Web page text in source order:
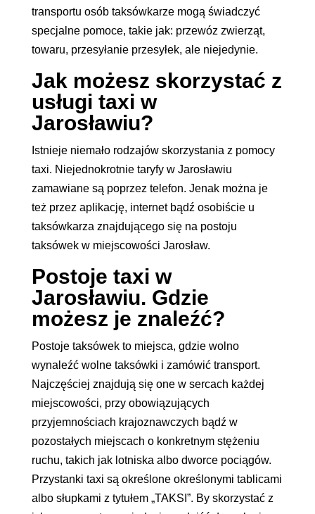
transportu osób taksówkarze mogą świadczyć
specjalne pomoce, takie jak: przewóz zwierząt,
towaru, przesyłanie przesyłek, ale niejedynie.
Jak możesz skorzystać z
usługi taxi w
Jarosławiu?
Istnieje niemało rodzajów skorzystania z pomocy
taxi. Niejednokrotnie taryfy w Jarosławiu
zamawiane są poprzez telefon. Jenak można je
też przez aplikację, internet bądź osobiście u
taksówkarza znajdującego się na postoju
taksówek w miejscowości Jarosław.
Postoje taxi w
Jarosławiu. Gdzie
możesz je znaleźć?
Postoje taksówek to miejsca, gdzie wolno
wynaleźć wolne taksówki i zamówić transport.
Najczęściej znajdują się one w sercach każdej
miejscowości, przy obowiązujących
przyjemnościach krajoznawczych bądź w
pozostałych miejscach o konkretnym stężeniu
ruchu, takich jak lotniska albo dworce pociągów.
Przystanki taxi są określone określonymi tablicami
albo słupkami z tytułem „TAKSI”. By skorzystać z